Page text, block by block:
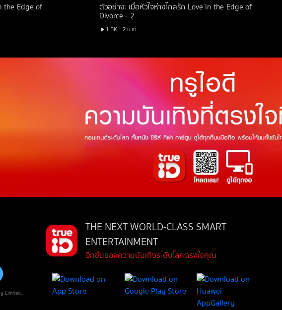
the Edge of
ตัวอย่าง: เมื่อหัวใจห่างไกลรัก Love in the Edge of
Divorce - 2
1.3K 2 นาที
Limited.
THE NEXT WORLD-CLASS SMART
ENTERTAINMENT
อีกขั้นของความบันเทิงระดับโลกตรงใจคุณ